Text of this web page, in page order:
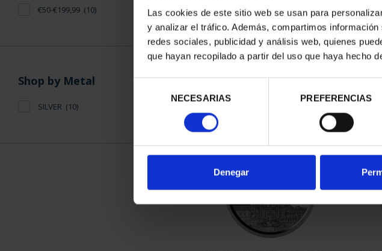
Las cookies de este sitio web se usan para
y analizar el tráfico. Además, compartimos
redes sociales, publicidad y análisis web, quienes
que hayan recopilado a partir del uso que haya hecho
consentimiento
NECESARIAS PREFERENCIAS
Denegar
€50-€199,99 (10)
Shop by Metal
SILVER (10)
WORLD HERITAGE CITIES II -
SALAMANCA